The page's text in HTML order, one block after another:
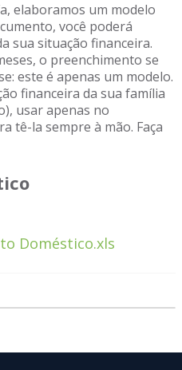
elaboramos um modelo
você poderá
sua situação financeira.
o preenchimento se
este é apenas um modelo.
financeira da sua família
usar apenas no
tê-la sempre à mão. Faça
Doméstico.xls